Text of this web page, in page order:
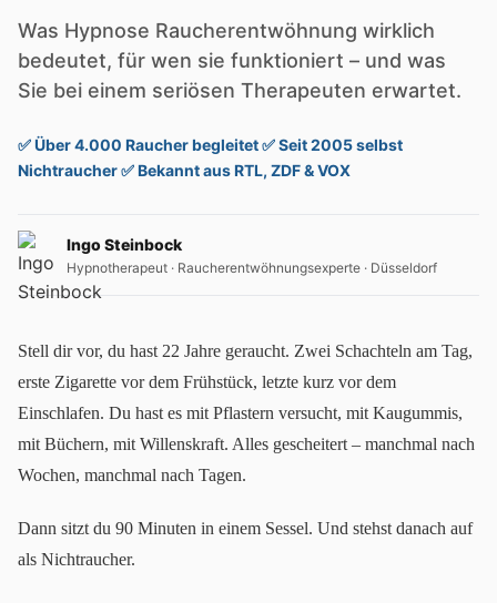
Was Hypnose Raucherentwöhnung wirklich
bedeutet, für wen sie funktioniert – und was
Sie bei einem seriösen Therapeuten erwartet.
✅ Über 4.000 Raucher begleitet ✅ Seit 2005 selbst
Nichtraucher ✅ Bekannt aus RTL, ZDF & VOX
Ingo Steinbock
Hypnotherapeut · Raucherentwöhnungsexperte · Düsseldorf
Stell dir vor, du hast 22 Jahre geraucht. Zwei Schachteln am Tag,
erste Zigarette vor dem Frühstück, letzte kurz vor dem
Einschlafen. Du hast es mit Pflastern versucht, mit Kaugummis,
mit Büchern, mit Willenskraft. Alles gescheitert – manchmal nach
Wochen, manchmal nach Tagen.
Dann sitzt du 90 Minuten in einem Sessel. Und stehst danach auf
als Nichtraucher.